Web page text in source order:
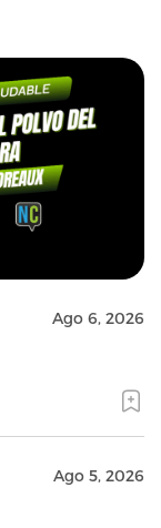
Ago 6, 2026
Ago 5, 2026